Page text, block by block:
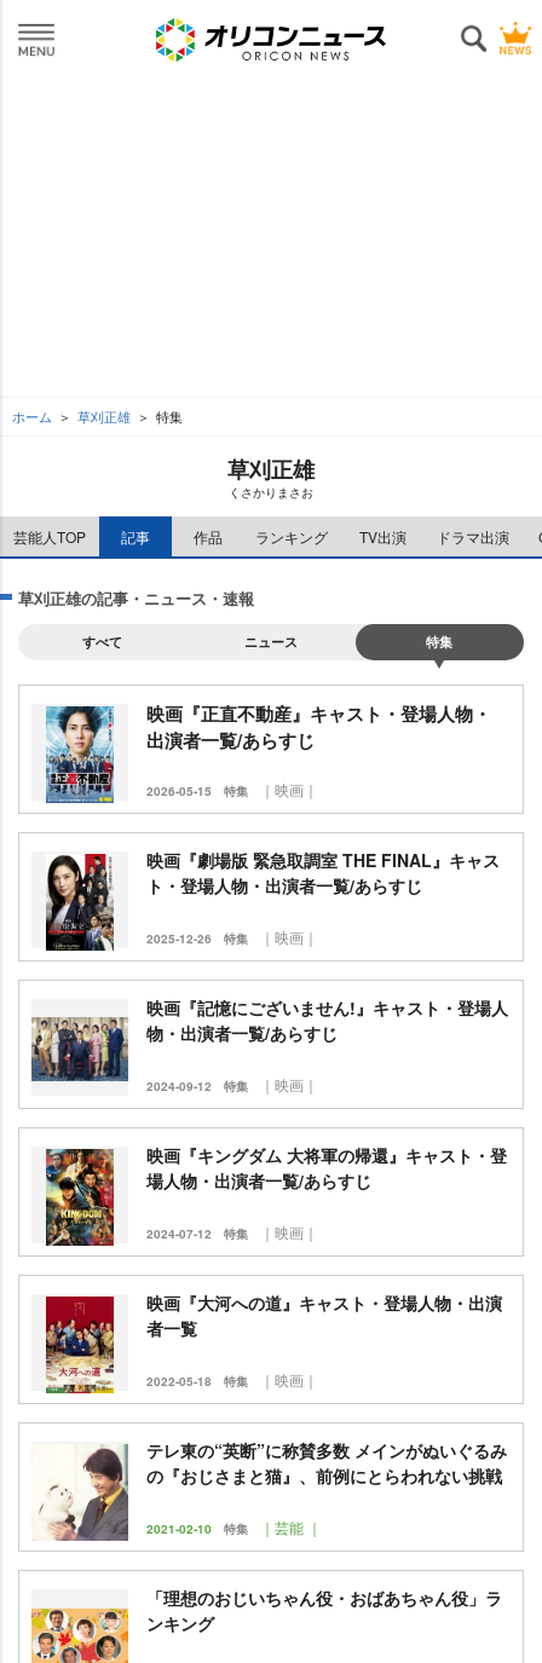
ホーム 草刈正雄 特集
草刈正雄
くさかりまさお
芸能人TOP 記事 作品 ランキング TV出演 ドラマ出演
草刈正雄の記事・ニュース・速報
すべて ニュース 特集
映画『正直不動産』キャスト・登場人物・
出演者一覧/あらすじ
2026-05-15 特集 ｜映画｜
映画『劇場版 緊急取調室 THE FINAL』キャス
ト・登場人物・出演者一覧/あらすじ
2025-12-26 特集 ｜映画｜
映画『記憶にございません!』キャスト・登場人
物・出演者一覧/あらすじ
2024-09-12 特集 ｜映画｜
映画『キングダム 大将軍の帰還』キャスト・登
場人物・出演者一覧/あらすじ
2024-07-12 特集 ｜映画｜
映画『大河への道』キャスト・登場人物・出演
者一覧
2022-05-18 特集 ｜映画｜
テレ東の“英断”に称賛多数 メインがぬいぐるみ
の『おじさまと猫』、前例にとらわれない挑戦
2021-02-10 特集 ｜芸能 ｜
「理想のおじいちゃん役・おばあちゃん役」ラ
ンキング